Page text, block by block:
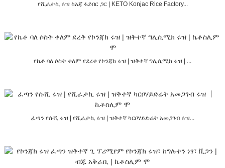
የሺራታኪ ሩዝ ከአጃ ፋይበር ጋር | KETO Konjac Rice Factory...
የኬቶ ባለ ሶስት ቀለም የደረቀ የኮንጃክ ሩዝ | ዝቅተኛ ግሊሲሚክ ሩዝ | ...
ፈጣን የሱሺ ሩዝ | የሺራታኪ ሩዝ | ዝቅተኛ ካርቦሃይድሬት አመጋገብ ሩዝ...